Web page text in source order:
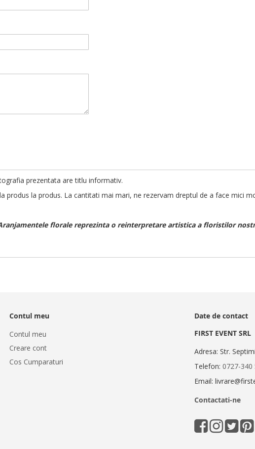
de livrareeste standard.
pot fi inghitite.
prezentata are titlu informativ.
produs la produs. La cantitati mai mari, ne rezervam dreptul de a face mici
florale reprezinta o reinterpretare artistica a floristilor
Contul meu
Contul meu
Creare cont
Cos Cumparaturi
Date de contact
FIRST EVENT SRL
Adresa: Str.
Telefon:0727-340
Email:
Contactati-ne